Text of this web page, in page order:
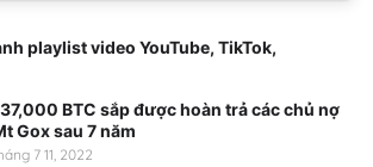
playlist video YouTube, TikTok,
BTC sắp được hoàn trả các chủ nợ
Gox sau 7 năm
7 11, 2022